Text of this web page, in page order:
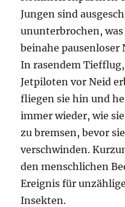
Jungen sind
ununterbrochen,
beinahe
In rasendem
Jetpiloten vor Neid
fliegen sie hin und
immer wieder, wie
zu bremsen, bevor
verschwinden.
den menschlichen
Ereignis für
Insekten.